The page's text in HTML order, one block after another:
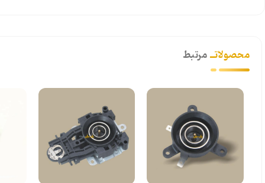
محصولاتــمرتبط